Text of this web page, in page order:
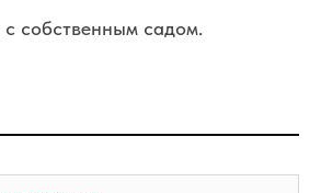
собственным садом.